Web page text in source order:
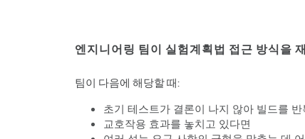
엔지니어링 팀이 실험계획법 접근 방식을
팀이 다음에 해당할 때:
초기 테스트가 결론이 나지 않아 빌드를 반
교호작용 효과를 놓치고 있다면